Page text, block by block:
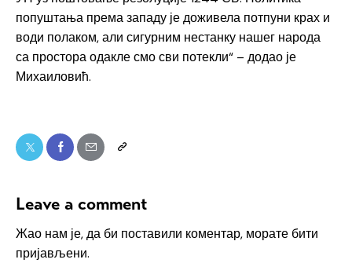
попуштања према западу је доживела потпуни крах и
води полаком, али сигурним нестанку нашег народа
са простора одакле смо сви потекли“ – додао је
Михаиловић.
Leave a comment
Жао нам је, да би поставили коментар, морате бити
пријављени.